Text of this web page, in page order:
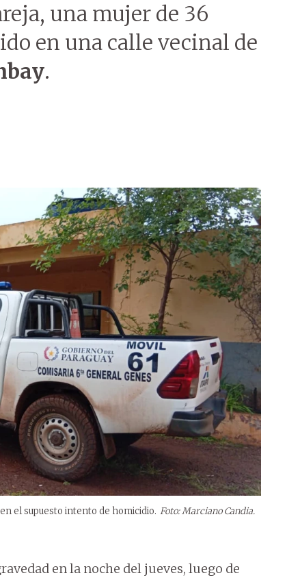
una mujer de 36
en una calle vecinal de
.
el supuesto intento de homicidio. Foto: Marciano Candia.
en la noche del jueves, luego de